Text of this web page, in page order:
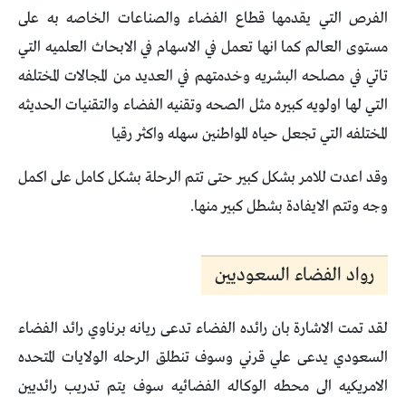
الفرص التي يقدمها قطاع الفضاء والصناعات الخاصه به على
مستوى العالم كما انها تعمل في الاسهام في الابحاث العلميه التي
تاتي في مصلحه البشريه وخدمتهم في العديد من المجالات المختلفه
التي لها اولويه كبيره مثل الصحه وتقنيه الفضاء والتقنيات الحديثه
المختلفه التي تجعل حياه المواطنين سهله واكثر رقيا
وقد اعدت للامر بشكل كبير حتى تتم الرحلة بشكل كامل على اكمل
وجه وتتم الايفادة بشطل كبير منها.
رواد الفضاء السعوديين
لقد تمت الاشارة بان رائده الفضاء تدعى ريانه برناوي رائد الفضاء
السعودي يدعى علي قرني وسوف تنطلق الرحله الولايات المتحده
الامريكيه الى محطه الوكاله الفضائيه سوف يتم تدريب رائديين